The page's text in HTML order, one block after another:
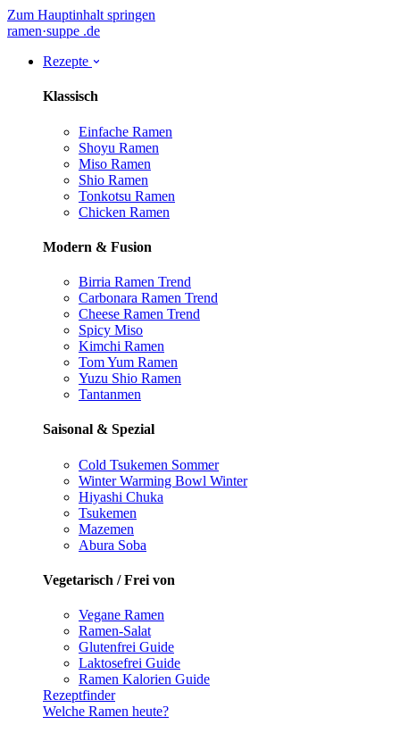
Zum Hauptinhalt springen
ramen·suppe .de
Rezepte
Klassisch
Einfache Ramen
Shoyu Ramen
Miso Ramen
Shio Ramen
Tonkotsu Ramen
Chicken Ramen
Modern & Fusion
Birria Ramen Trend
Carbonara Ramen Trend
Cheese Ramen Trend
Spicy Miso
Kimchi Ramen
Tom Yum Ramen
Yuzu Shio Ramen
Tantanmen
Saisonal & Spezial
Cold Tsukemen Sommer
Winter Warming Bowl Winter
Hiyashi Chuka
Tsukemen
Mazemen
Abura Soba
Vegetarisch / Frei von
Vegane Ramen
Ramen-Salat
Glutenfrei Guide
Laktosefrei Guide
Ramen Kalorien Guide
Rezeptfinder
Welche Ramen heute?